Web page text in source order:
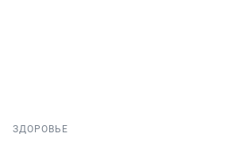
ЗДОРОВЬЕ